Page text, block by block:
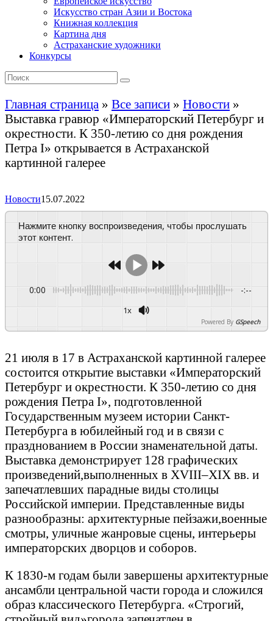
Искусство стран Азии и Востока
Книжная коллекция
Картина дня
Астраханские художники
Конкурсы
Главная страница » Все записи » Новости »
Выставка гравюр «Императорский Петербург и
окрестности. К 350-летию со дня рождения
Петра I» открывается в Астраханской
картинной галерее
Новости15.07.2022
Нажмите кнопку воспроизведения, чтобы прослушать
этот контент.
0:00 -:--
1x
Powered By GSpeech
21 июля в 17 в Астраханской картинной галерее
состоится открытие выставки «Императорский
Петербург и окрестности. К 350-летию со дня
рождения Петра I», подготовленной
Государственным музеем истории Санкт-
Петербурга в юбилейный год и в связи с
празднованием в России знаменательной даты.
Выставка демонстрирует 128 графических
произведений,выполненных в XVIII–XIX вв. и
запечатлевших парадные виды столицы
Российской империи. Представленные виды
разнообразны: архитектурные пейзажи,военные
смотры, уличные жанровые сцены, интерьеры
императорских дворцов и соборов.
К 1830-м годам были завершены архитектурные
ансамбли центральной части города и сложился
образ классического Петербурга. «Строгий,